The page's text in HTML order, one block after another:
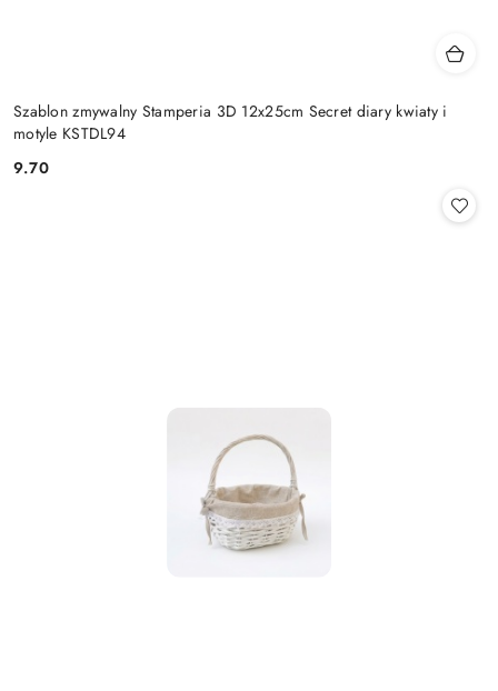
Szablon zmywalny Stamperia 3D 12x25cm Secret diary kwiaty i
motyle KSTDL94
Cena:
9.70